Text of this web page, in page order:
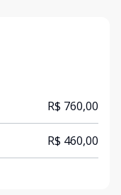
R$ 760,00
R$ 460,00